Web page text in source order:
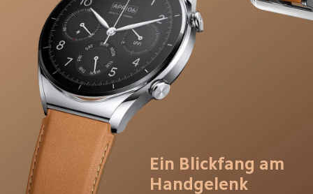
Ein Blickfang am
Handgelenk